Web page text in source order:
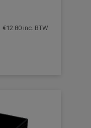
€12.80inc. BTW